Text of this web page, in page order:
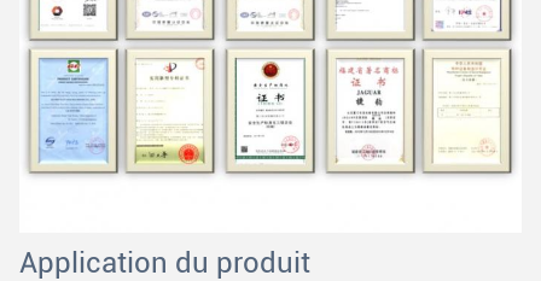
Application du produit